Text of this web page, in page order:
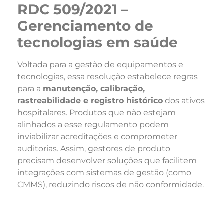
RDC 509/2021 –
Gerenciamento de
tecnologias em saúde
Voltada para a gestão de equipamentos e
tecnologias, essa resolução estabelece regras
para a manutenção, calibração,
rastreabilidade e registro histórico dos ativos
hospitalares. Produtos que não estejam
alinhados a esse regulamento podem
inviabilizar acreditações e comprometer
auditorias. Assim, gestores de produto
precisam desenvolver soluções que facilitem
integrações com sistemas de gestão (como
CMMS), reduzindo riscos de não conformidade.